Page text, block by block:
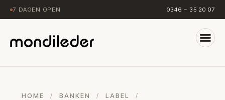
7 DAGEN OPEN 0346 – 35 20 07
HOME / BANKEN / LABEL
/